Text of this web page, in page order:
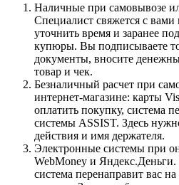
Наличные при самовывозе
Специалист свяжется с вами
уточнить время и заранее
купюры. Вы подписываете
документы, вносите
товар и чек.
Безналичный расчет при
интернет-магазине: карты
оплатить покупку, система
системы ASSIST. Здесь
действия и имя держателя.
Электронные системы при
WebMoney и
система перенаправит вас